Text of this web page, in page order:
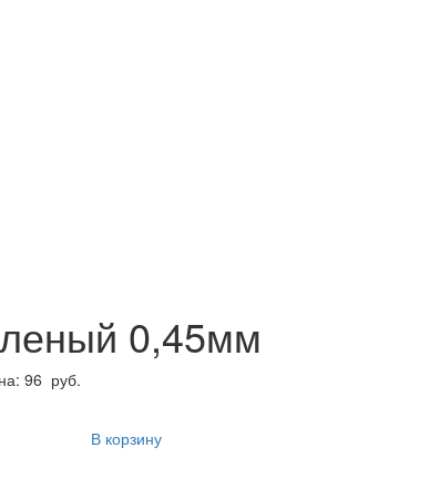
0,45мм
96 руб.
В корзину